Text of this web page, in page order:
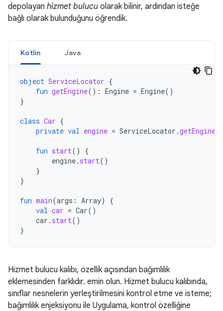
depolayan hizmet bulucu olarak bilinir, ardından isteğe
bağlı olarak bulunduğunu öğrendik.
Kotlin Java
object ServiceLocator {
fun getEngine(): Engine = Engine()
}
class Car {
private val engine = ServiceLocator .getEngine
fun start()
{
engine. start()
}
}
fun main(args : Array)
{
val car = Car()
car . start()
}
Hizmet bulucu kalıbı, özellik açısından bağımlılık
eklemesinden farklıdır. emin olun. Hizmet bulucu kalıbında,
sınıflar nesnelerin yerleştirilmesini kontrol etme ve isteme;
bağımlılık enjeksiyonu ile Uygulama, kontrol özelliğine